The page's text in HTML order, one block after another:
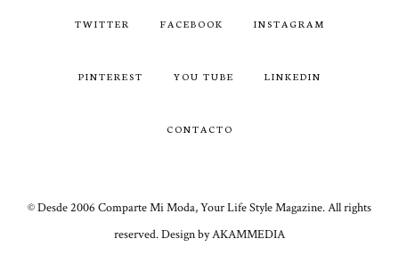
TWITTER FACEBOOK INSTAGRAM
PINTEREST YOU TUBE LINKEDIN
CONTACTO
© Desde 2006 Comparte Mi Moda, Your Life Style Magazine. All rights
reserved. Design by AKAMMEDIA